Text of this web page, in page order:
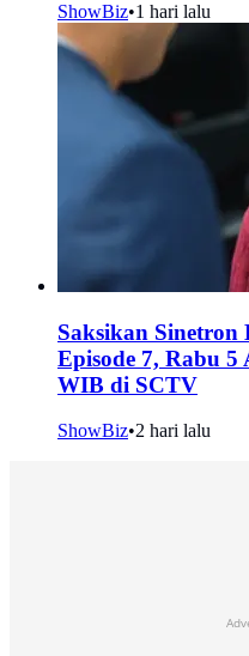
ShowBiz•1 hari lalu
Saksikan
Episode 7, Rabu 5
WIB di SCTV
ShowBiz•2 hari lalu